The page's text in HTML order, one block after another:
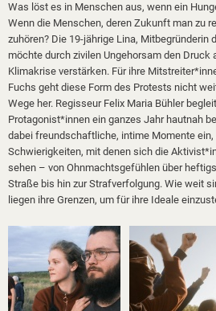
Was löst es in Menschen aus, wenn ein
Wenn die Menschen, deren Zukunft man zu
zuhören? Die 19-jährige Lina, Mitbegründerin
möchte durch zivilen Ungehorsam den Druck
Klimakrise verstärken. Für ihre
Fuchs geht diese Form des Protests nicht
Wege her. Regisseur Felix Maria Bühler
Protagonist*innen ein ganzes Jahr hautnah
dabei freundschaftliche, intime Momente ein,
Schwierigkeiten, mit denen sich die
sehen – von Ohnmachtsgefühlen über
Straße bis hin zur Strafverfolgung. Wie weit
liegen ihre Grenzen, um für ihre Ideale